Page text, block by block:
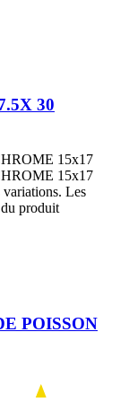
30
Les
produit
POISSON